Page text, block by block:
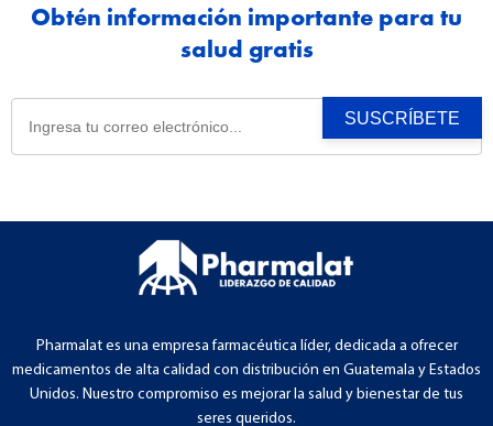
Obtén información importante para tu
salud gratis
Pharmalat es una empresa farmacéutica líder, dedicada a ofrecer
medicamentos de alta calidad con distribución en Guatemala y Estados
Unidos. Nuestro compromiso es mejorar la salud y bienestar de tus
seres queridos.